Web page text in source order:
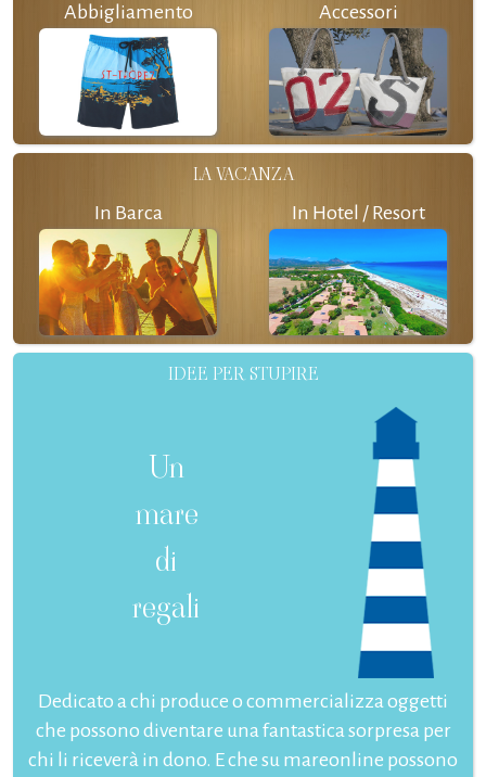
Abbigliamento Accessori
LA VACANZA
In Barca In Hotel / Resort
IDEE PER STUPIRE
Un
mare
di
regali
Dedicato a chi produce o commercializza oggetti
che possono diventare una fantastica sorpresa per
chi li riceverà in dono. E che su mareonline possono